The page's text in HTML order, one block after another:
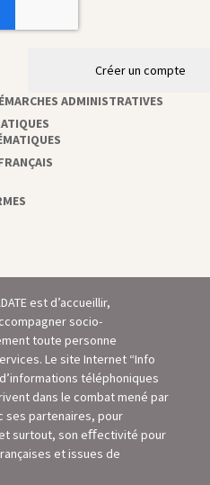
Créer un compte
ADMINISTRATIVES
est d’accueillir,
socio-
toute personne
Le site Internet “Info
téléphoniques
dans le combat mené par
ses partenaires, pour
surtout, son eﬀectivité pour
et issues de